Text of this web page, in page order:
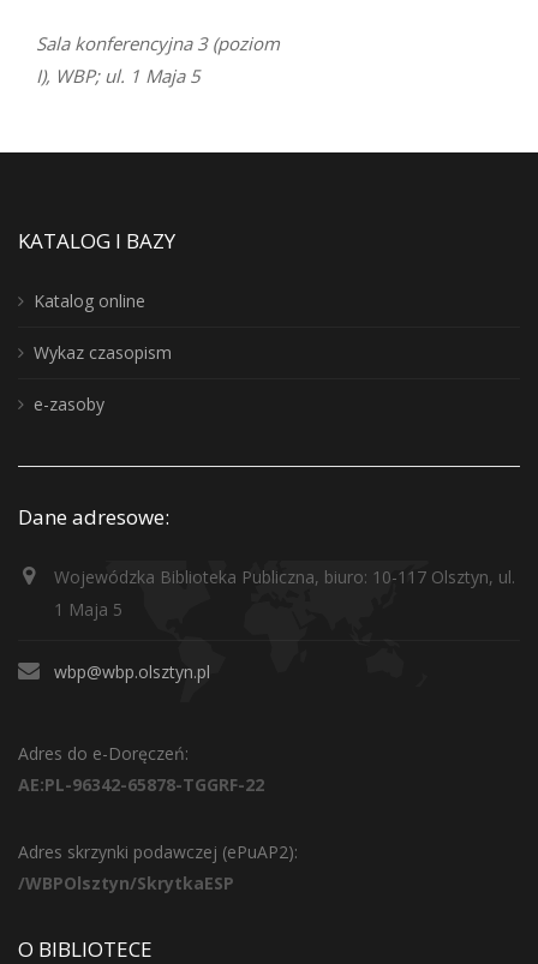
Sala konferencyjna 3 (poziom
I), WBP; ul. 1 Maja 5
KATALOG I BAZY
Katalog online
Wykaz czasopism
e-zasoby
Dane adresowe:
Wojewódzka Biblioteka Publiczna, biuro: 10-117 Olsztyn, ul.
1 Maja 5
wbp@wbp.olsztyn.pl
Adres do e-Doręczeń:
AE:PL-96342-65878-TGGRF-22
Adres skrzynki podawczej (ePuAP2):
/WBPOlsztyn/SkrytkaESP
O BIBLIOTECE